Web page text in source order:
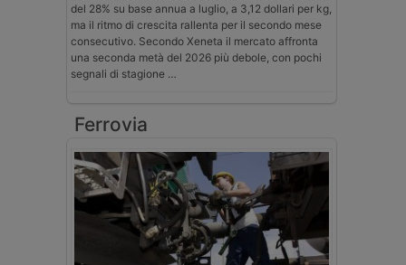
del 28% su base annua a luglio, a 3,12 dollari per kg,
ma il ritmo di crescita rallenta per il secondo mese
consecutivo. Secondo Xeneta il mercato affronta
una seconda metà del 2026 più debole, con pochi
segnali di stagione …
Ferrovia